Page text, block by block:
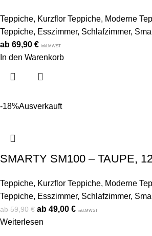
Teppiche, Kurzflor Teppiche, Moderne
Teppiche, Esszimmer, Schlafzimmer,
69,90 € inkl.MWST
In den Warenkorb
-18%Ausverkauft
SMARTY SM100 – TAUPE,
Teppiche, Kurzflor Teppiche, Moderne
Teppiche, Esszimmer, Schlafzimmer,
59,90€ 49,00 € inkl.MWST
Weiterlesen